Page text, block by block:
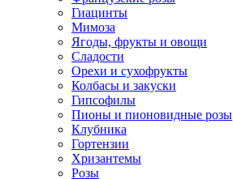
Гиацинты
Мимоза
Ягоды, фрукты и овощи
Сладости
Орехи и сухофрукты
Колбасы и закуски
Гипсофилы
Пионы и пионовидные розы
Клубника
Гортензии
Хризантемы
Розы